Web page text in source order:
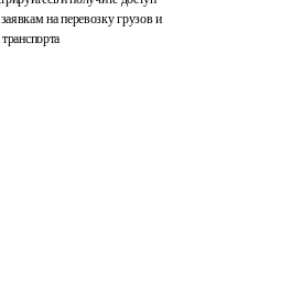
на перевозку грузов и